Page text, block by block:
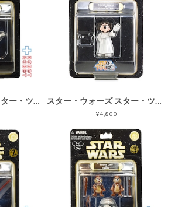
スター・ウォーズ スター・ツアーズ シリーズ3 ミニーマウス as プリンセス・レイア ベーシックフィギュア 未開封 スター・ウォーズ スター・ツアーズ シリーズ1 ミニーマウス as プリンセスレイア ベーシックフィギュア 未開封
¥4,800